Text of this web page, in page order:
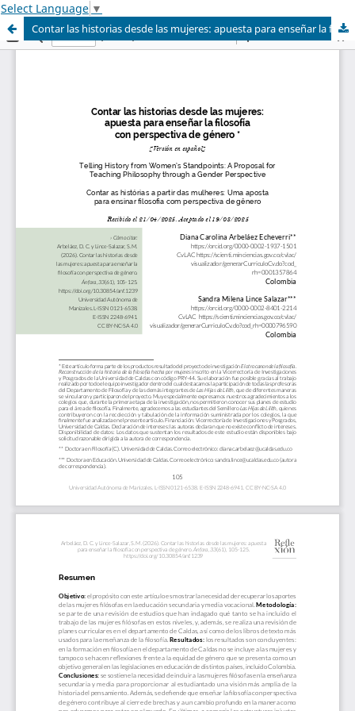
Select Language ▼
Contar las historias desde las mujeres: apuesta para enseñar la filosofía con perspectiva de género